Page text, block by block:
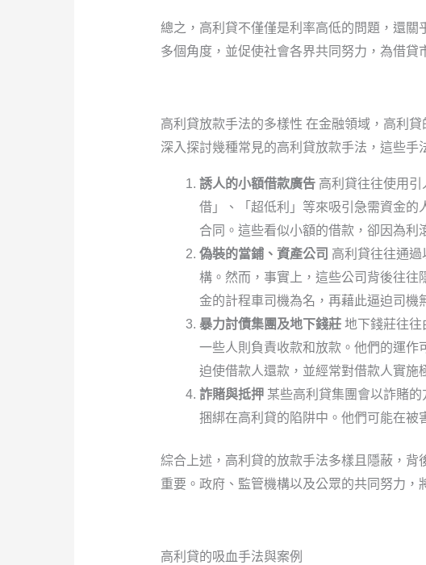
總之，高利貸不僅僅是利率高低的問題，還
多個角度，並促使社會各界共同努力，為借貸
高利貸放款手法的多樣性 在金融領域，高利
深入探討幾種常見的高利貸放款手法，這些手
誘人的小額借款廣告高利貸往往使用引
借」、「超低利」等來吸引急需資金的
合同。這些看似小額的借款，卻因為利
偽裝的當鋪、資產公司 高利貸往往通
構。然而，事實上，這些公司背後往往
金的計程車司機為名，再藉此逼迫司機
暴力討債集團及地下錢莊地下錢莊往往
一些人則負責收款和放款。他們的運作
迫使借款人還款，並經常對借款人實施
詐賭與抵押某些高利貸集團會以詐賭的
捆綁在高利貸的陷阱中。他們可能在被
綜合上述，高利貸的放款手法多樣且隱蔽，
重要。政府、監管機構以及公眾的共同努力，
高利貸的吸血手法與案例